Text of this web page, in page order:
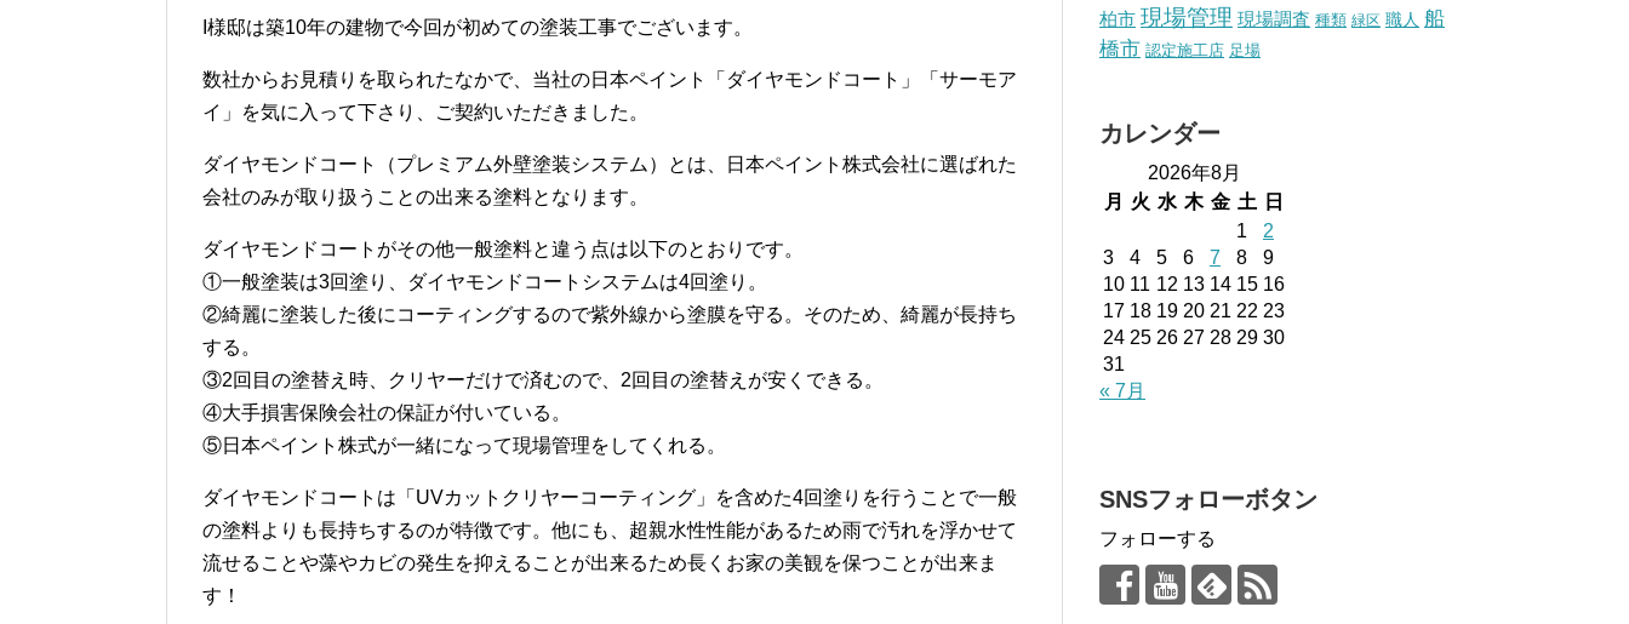
I様邸は築10年の建物で今回が初めての塗装工事でございます。
数社からお見積りを取られたなかで、当社の日本ペイント「ダイヤモンドコート」「サーモア
イ」を気に入って下さり、ご契約いただきました。
ダイヤモンドコート（プレミアム外壁塗装システム）とは、日本ペイント株式会社に選ばれた
会社のみが取り扱うことの出来る塗料となります。
ダイヤモンドコートがその他一般塗料と違う点は以下のとおりです。
①一般塗装は3回塗り、ダイヤモンドコートシステムは4回塗り。
②綺麗に塗装した後にコーティングするので紫外線から塗膜を守る。そのため、綺麗が長持ち
する。
③2回目の塗替え時、クリヤーだけで済むので、2回目の塗替えが安くできる。
④大手損害保険会社の保証が付いている。
⑤日本ペイント株式が一緒になって現場管理をしてくれる。
ダイヤモンドコートは「UVカットクリヤーコーティング」を含めた4回塗りを行うことで一般
の塗料よりも長持ちするのが特徴です。他にも、超親水性性能があるため雨で汚れを浮かせて
流せることや藻やカビの発生を抑えることが出来るため長くお家の美観を保つことが出来ま
す！
柏市 現場管理 現場調査 種類 緑区 職人 船
橋市 認定施工店 足場
カレンダー
2026年8月
月
火 水 木 金 土
日
1
2
3
4 5 6 7 8
9
10 11 12 13 14 15 16
17 18 19 20 21 22 23
24 25 26 27 28 29 30
31
« 7月
SNSフォローボタン
フォローする